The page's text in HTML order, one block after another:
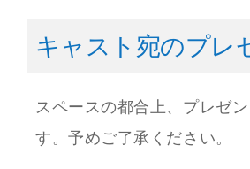
キャスト宛のプレ
スペースの都合上、プレゼ
す。予めご了承ください。